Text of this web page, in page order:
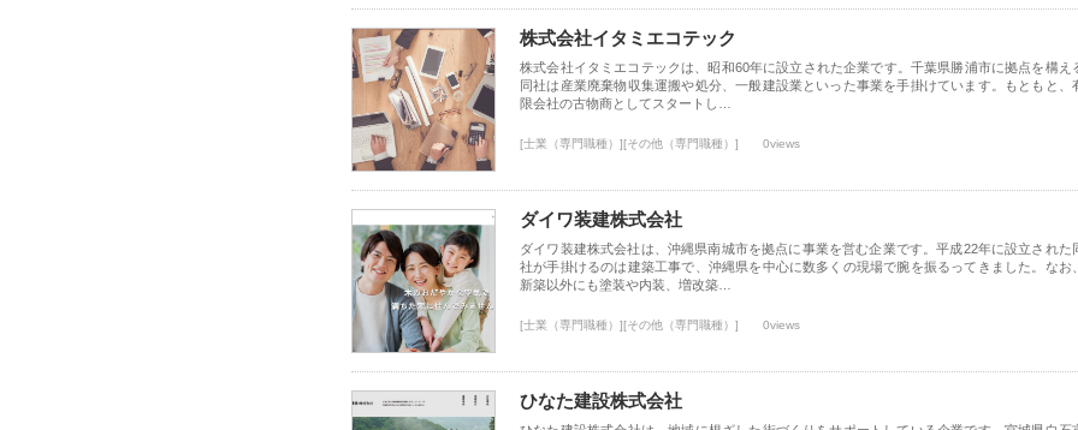
株式会社イタミエコテック
株式会社イタミエコテックは、昭和60年に設立された企業です。千葉県勝浦市に拠点を構え
同社は産業廃棄物収集運搬や処分、一般建設業といった事業を手掛けています。もともと、
限会社の古物商としてスタートし…
[士業（専門職種）][その他（専門職種）] 0views
ダイワ装建株式会社
ダイワ装建株式会社は、沖縄県南城市を拠点に事業を営む企業です。平成22年に設立された
社が手掛けるのは建築工事で、沖縄県を中心に数多くの現場で腕を振るってきました。なお、
新築以外にも塗装や内装、増改築…
[士業（専門職種）][その他（専門職種）] 0views
ひなた建設株式会社